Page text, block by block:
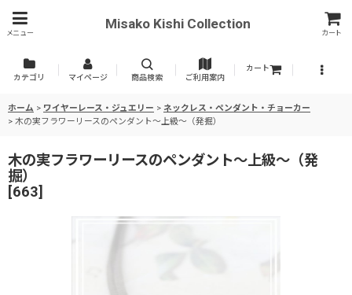
メニュー
Misako Kishi Collection
カート
カテゴリ マイページ 商品検索 ご利用案内
カート
ホーム > ワイヤーレース・ジュエリー > ネックレス・ペンダント・チョーカー
> 木の実フラワーリースのペンダント〜上級〜（発掘）
木の実フラワーリースのペンダント〜上級〜（発
掘）
[663]